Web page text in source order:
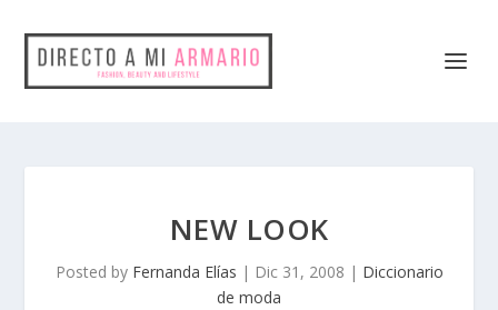
NEW LOOK
Posted by Fernanda Elías | Dic 31, 2008 | Diccionario
de moda